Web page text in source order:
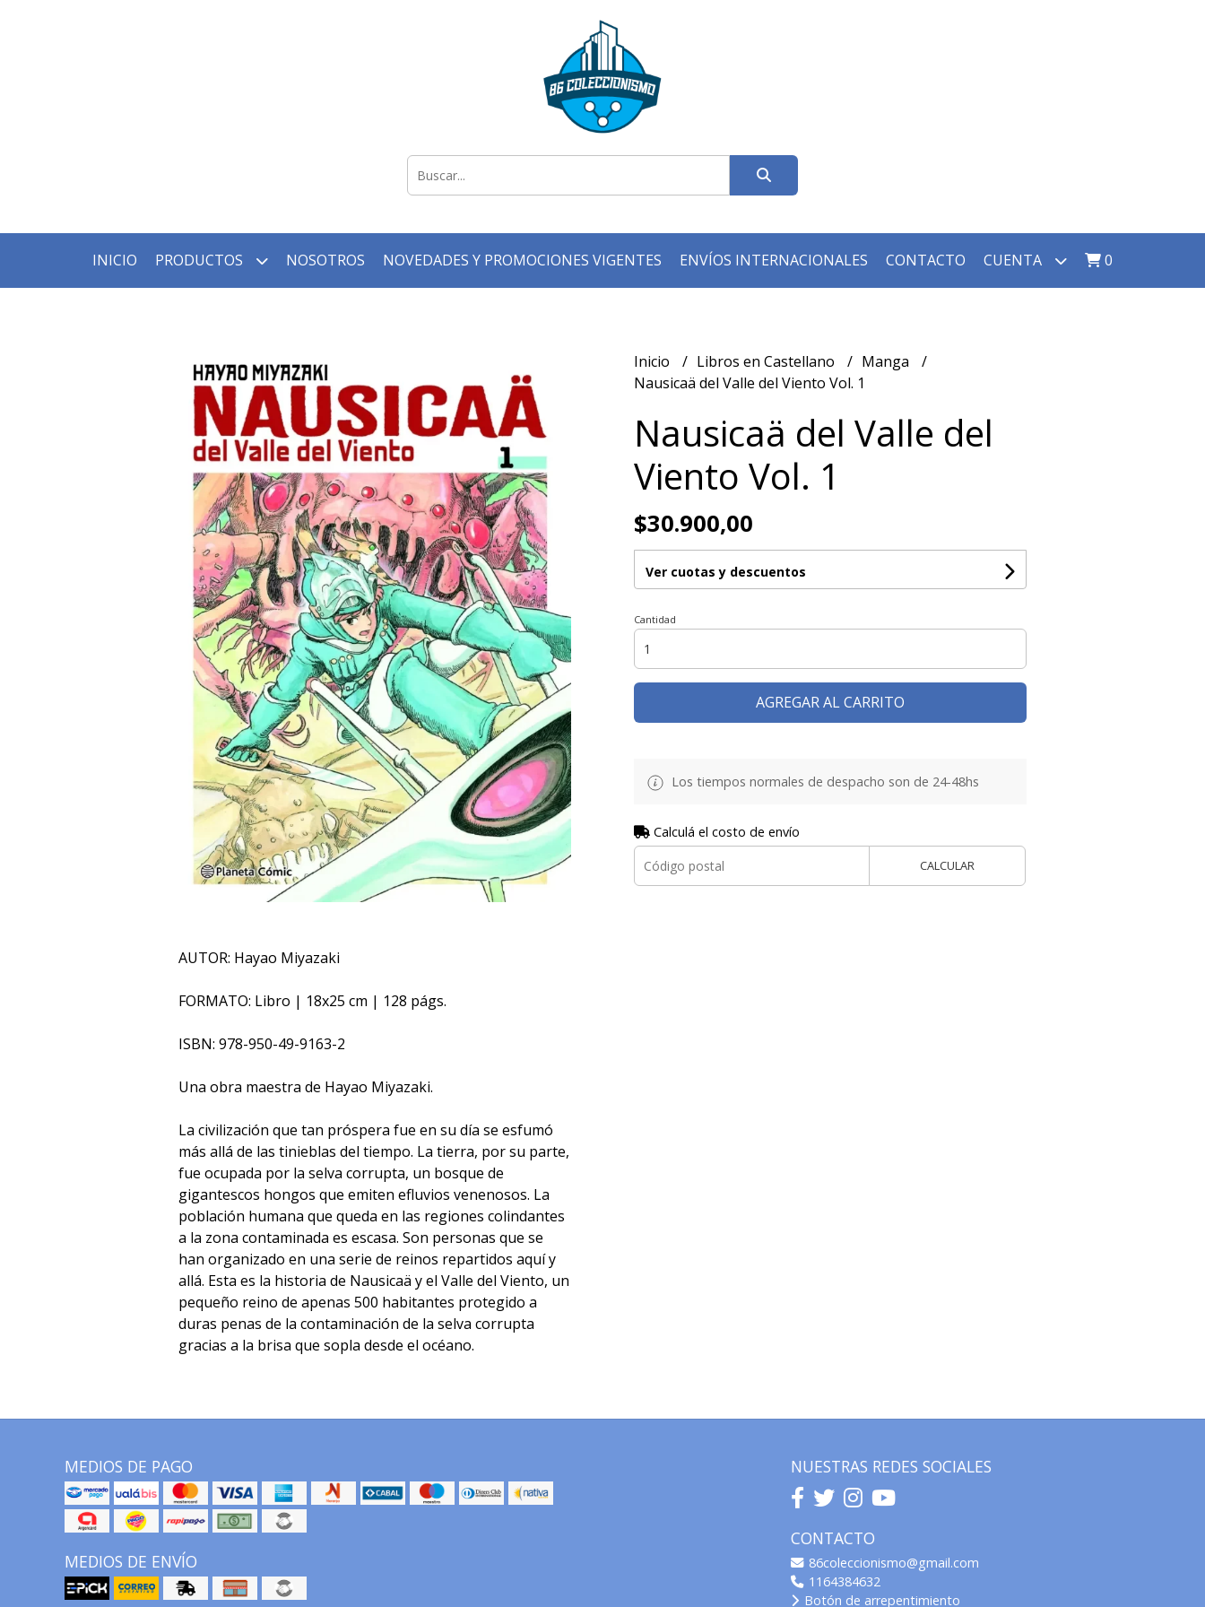
INICIO PRODUCTOS NOSOTROS NOVEDADES Y PROMOCIONES VIGENTES ENVÍOS INTERNACIONALES CONTACTO CUENTA 0
AUTOR: Hayao Miyazaki
FORMATO: Libro | 18x25 cm | 128 págs.
ISBN: 978-950-49-9163-2
Una obra maestra de Hayao Miyazaki.
La civilización que tan próspera fue en su día se esfumó
más allá de las tinieblas del tiempo. La tierra, por su parte,
fue ocupada por la selva corrupta, un bosque de
gigantescos hongos que emiten efluvios venenosos. La
población humana que queda en las regiones colindantes
a la zona contaminada es escasa. Son personas que se
han organizado en una serie de reinos repartidos aquí y
allá. Esta es la historia de Nausicaä y el Valle del Viento, un
pequeño reino de apenas 500 habitantes protegido a
duras penas de la contaminación de la selva corrupta
gracias a la brisa que sopla desde el océano.
Inicio Libros en Castellano
Manga
Nausicaä del Valle del Viento Vol. 1
Nausicaä del Valle del
Viento Vol. 1
$30.900,00
Ver cuotas y descuentos
Cantidad
AGREGAR AL CARRITO
Los tiempos normales de despacho son de 24-48hs
Calculá el costo de envío
CALCULAR
MEDIOS DE PAGO
MEDIOS DE ENVÍO
NUESTRAS REDES SOCIALES
CONTACTO
86coleccionismo@gmail.com
1164384632
Botón de arrepentimiento